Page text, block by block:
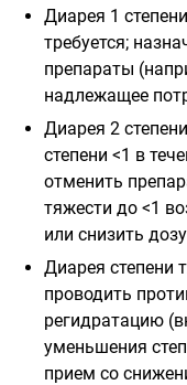
Диарея 1
требуется;
препараты
надлежащее
Диарея 2
степени <1 в
отменить
тяжести до <1
или снизить
Диарея степени
проводить
регидратацию
уменьшения
прием со